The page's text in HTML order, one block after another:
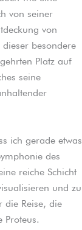
von seiner
von
besondere
Platz auf
seine
ich gerade etwas
des
reiche Schicht
und zu
die Reise, die